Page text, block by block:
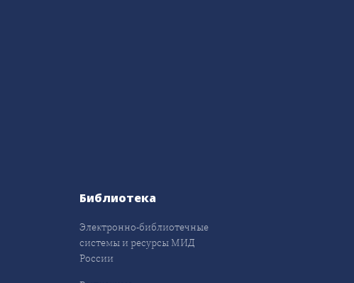
Библиотека
Электронно-библиотечные
системы и ресурсы МИД
России